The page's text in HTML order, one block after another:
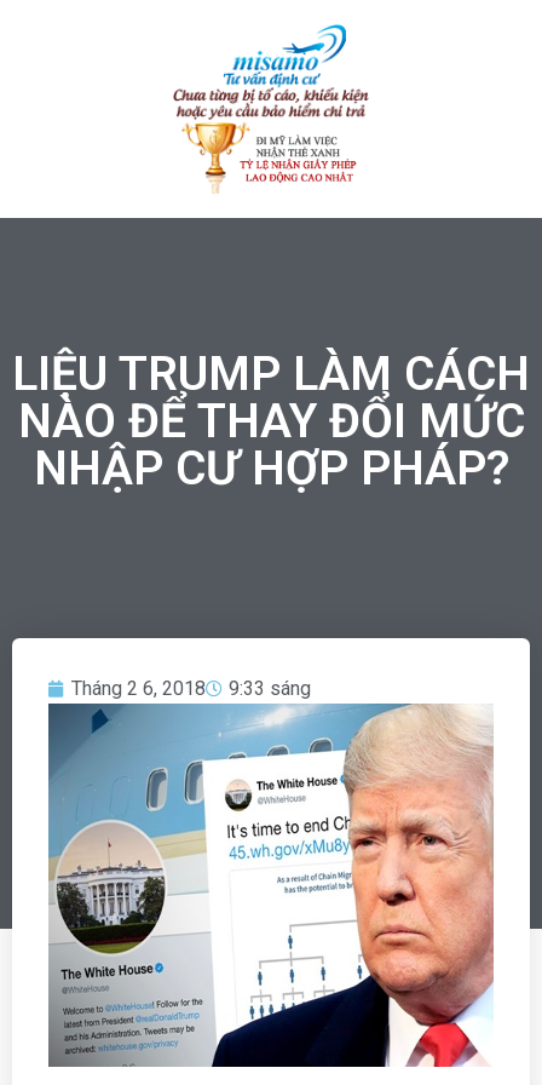
LIỆU TRUMP LÀM CÁCH
NÀO ĐỂ THAY ĐỔI MỨC
NHẬP CƯ HỢP PHÁP?
Tháng 2 6, 2018 9:33 sáng